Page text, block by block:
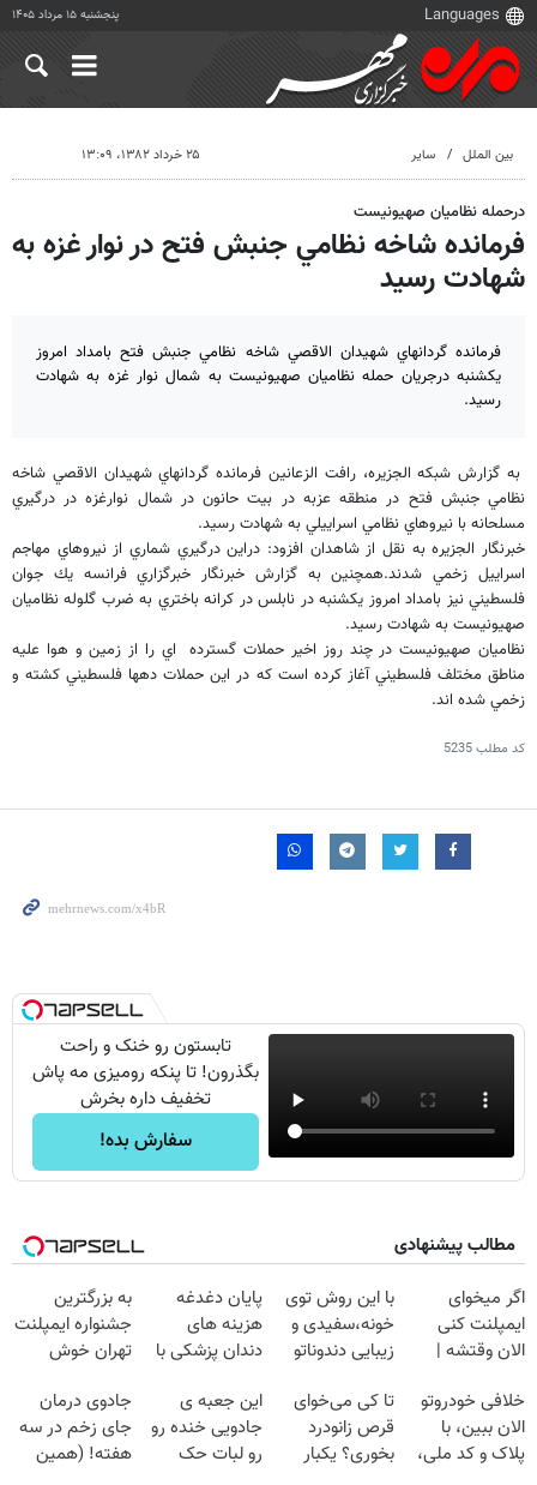
پنجشنبه ۱۵ مرداد ۱۴۰۵
بین الملل سایر ۲۵ خرداد ۱۳۸۲، ۱۳:۰۹
درحمله نظاميان صهيونيست
فرمانده شاخه نظامي جنبش فتح در نوار غزه به
شهادت رسيد
فرمانده گردانهاي شهيدان الاقصي شاخه نظامي جنبش فتح بامداد امروز
يكشنبه درجريان حمله نظاميان صهيونيست به شمال نوار غزه به شهادت
رسيد.
به گزارش شبكه الجزيره، رافت الزعانين فرمانده گردانهاي شهيدان الاقصي شاخه
نظامي جنبش فتح در منطقه عزبه در بيت حانون در شمال نوارغزه در درگيري
مسلحانه با نيروهاي نظامي اسراييلي به شهادت رسيد.
خبرنگار الجزيره به نقل از شاهدان افزود: دراين درگيري شماري از نيروهاي مهاجم
اسراييل زخمي شدند.همچنين به گزارش خبرنگار خبرگزاري فرانسه يك جوان
فلسطيني نيز بامداد امروز يكشنبه در نابلس در كرانه باختري به ضرب گلوله نظاميان
صهيونيست به شهادت رسيد.
نظاميان صهيونيست در چند روز اخير حملات گسترده اي را از زمين و هوا عليه
مناطق مختلف فلسطيني آغاز كرده است كه در اين حملات دهها فلسطيني كشته و
زخمي شده اند.
کد مطلب5235
تابستون رو خنک و راحت
بگذرون! تا پنکه رومیزی مه پاش
تخفیف داره بخرش
سفارش بده!
مطالب پیشنهادی
اگر میخوای
ایمپلنت کنی
الان وقتشه |
میلیون تومان!!!
با این روش توی
خونه،سفیدی و
زیبایی دندوناتو
(40%off)
پایان دغدغه
هزینه های
دندان پزشکی با
خانگی
به بزرگترین
جشنواره ایمپلنت
تهران خوش
۲۵ میلیون !
خلافی خودروتو
الان ببین، با
پلاک و کد ملی،
تا کی می‌خوای
قرص زانودرد
بخوری؟ یکبار
این جعبه ی
جادویی خنده رو
رو لبات حک
جادوی درمان
جای زخم در سه
هفته! (همین